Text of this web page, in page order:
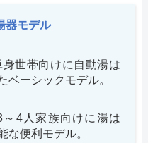
器モデル
世帯向けに自動湯は
ベーシックモデル。
4人家族向けに湯は
な便利モデル。